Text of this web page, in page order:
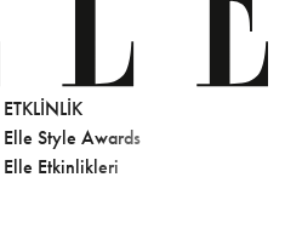
ETKLINLIK
Elle Style Awards
Elle Etkinlikleri